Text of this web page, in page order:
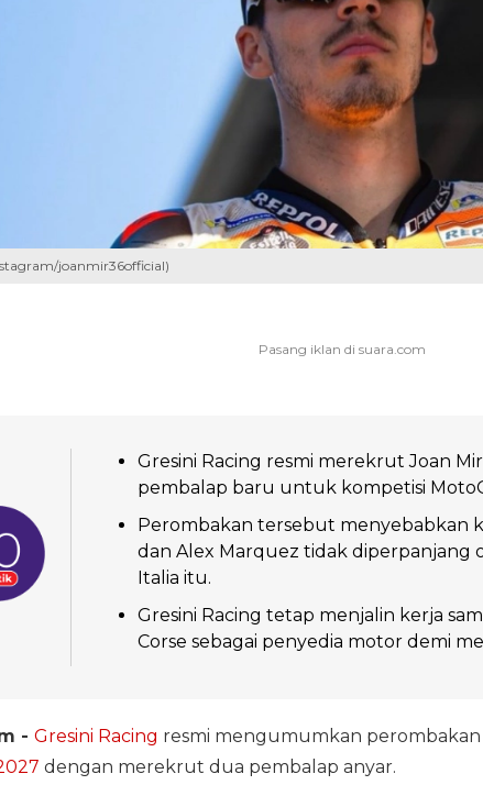
joanmir36official)
Gresini Racing resmi merekrut Joan
pembalap baru untuk kompetisi
Perombakan tersebut menyebabkan
dan Alex Marquez tidak diperpanjang
Italia itu.
Gresini Racing tetap menjalin kerja
Corse sebagai penyedia motor demi
- Gresini Racing resmi mengumumkan
dengan merekrut dua pembalap anyar.